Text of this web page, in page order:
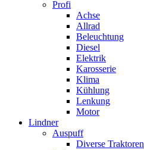
Profi
Achse
Allrad
Beleuchtung
Diesel
Elektrik
Karosserie
Klima
Kühlung
Lenkung
Motor
Lindner
Auspuff
Diverse Traktoren